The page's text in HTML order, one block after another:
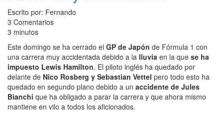
Escrito por: Fernando
3 Comentarios
3 minutos
Este domingo se ha cerrado el GP de Japón de Fórmula 1 con
una carrera muy accidentada debido a la lluvia en la que se ha
impuesto Lewis Hamilton. El piloto inglés ha quedado por
delante de Nico Rosberg y Sebastian Vettel pero todo esto ha
quedado en segundo plano debido a un accidente de Jules
Bianchi que ha obligado a parar la carrera y que ahora mismo
mantiene en vilo a todos los aficionados.